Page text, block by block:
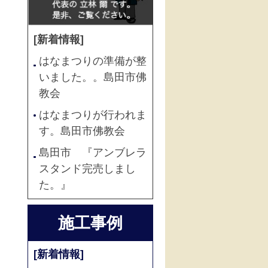
[新着情報]
はなまつりの準備が整
いました。。島田市佛
教会
はなまつりが行われま
す。島田市佛教会
島田市 『アンブレラ
スタンド完売しまし
た。』
施工事例
[新着情報]